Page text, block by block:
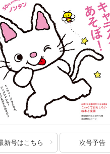
新号はこちら 次号予告